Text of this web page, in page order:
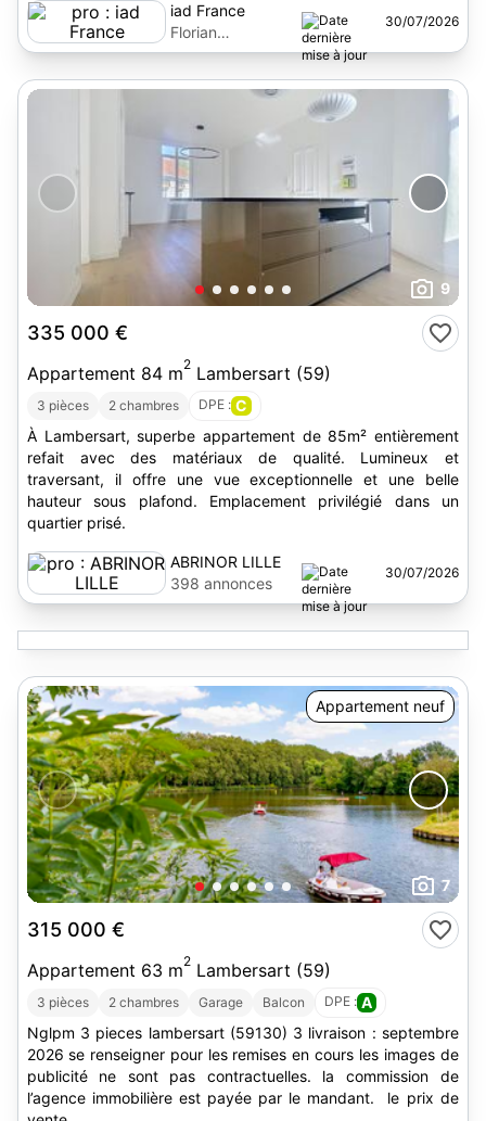
iad France
Florian
Bouchend'homme
30/07/2026
9
335 000 €
Appartement 84 m2 Lambersart (59)
3 pièces 2 chambres DPE : C
À Lambersart, superbe appartement de 85m² entièrement
refait avec des matériaux de qualité. Lumineux et
traversant, il offre une vue exceptionnelle et une belle
hauteur sous plafond. Emplacement privilégié dans un
quartier prisé.
ABRINOR LILLE
398 annonces
30/07/2026
Appartement neuf
7
315 000 €
Appartement 63 m2 Lambersart (59)
3 pièces 2 chambres Garage Balcon DPE : A
Nglpm 3 pieces lambersart (59130) 3 livraison : septembre
2026 se renseigner pour les remises en cours les images de
publicité ne sont pas contractuelles. la commission de
l’agence immobilière est payée par le mandant. le prix de